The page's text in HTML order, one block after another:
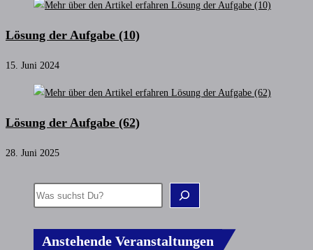
Lösung der Aufgabe (10)
15. Juni 2024
Lösung der Aufgabe (62)
28. Juni 2025
Anstehende Veranstaltungen